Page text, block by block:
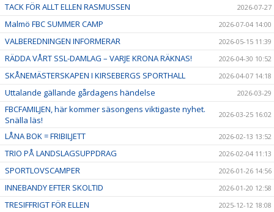
TACK FÖR ALLT ELLEN RASMUSSEN 2026-07-27
Malmö FBC SUMMER CAMP 2026-07-04 14:00
VALBEREDNINGEN INFORMERAR 2026-05-15 11:39
RÄDDA VÅRT SSL-DAMLAG – VARJE KRONA RÄKNAS! 2026-04-30 10:52
SKÅNEMÄSTERSKAPEN I KIRSEBERGS SPORTHALL 2026-04-07 14:18
Uttalande gällande gårdagens händelse 2026-03-29
FBCFAMILJEN, här kommer säsongens viktigaste nyhet.
Snälla läs!
2026-03-25 16:02
LÅNA BOK = FRIBILJETT 2026-02-13 13:52
TRIO PÅ LANDSLAGSUPPDRAG 2026-02-04 11:13
SPORTLOVSCAMPER 2026-01-26 14:56
INNEBANDY EFTER SKOLTID 2026-01-20 12:58
TRESIFFRIGT FÖR ELLEN 2025-12-12 18:08